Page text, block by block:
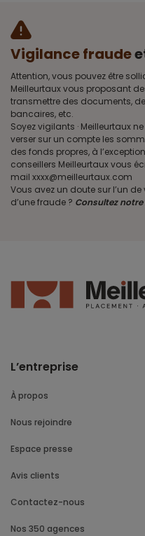
Vigilance fraude
Attention, vous pouvez être
Meilleurtaux vous proposant
transmettre des documents,
bancaires, etc.
Soyez vigilants · Meilleurtaux
verser sur un compte les
des fonds propres, à
conseillers Meilleurtaux vous
mail xxxx@meilleurtaux.com
Vous avez un doute sur l’un
d’une fraude ? Consultez
L’entreprise
À propos
Nous rejoindre
Espace presse
Avis clients
Contactez-nous
Nos 350 agences